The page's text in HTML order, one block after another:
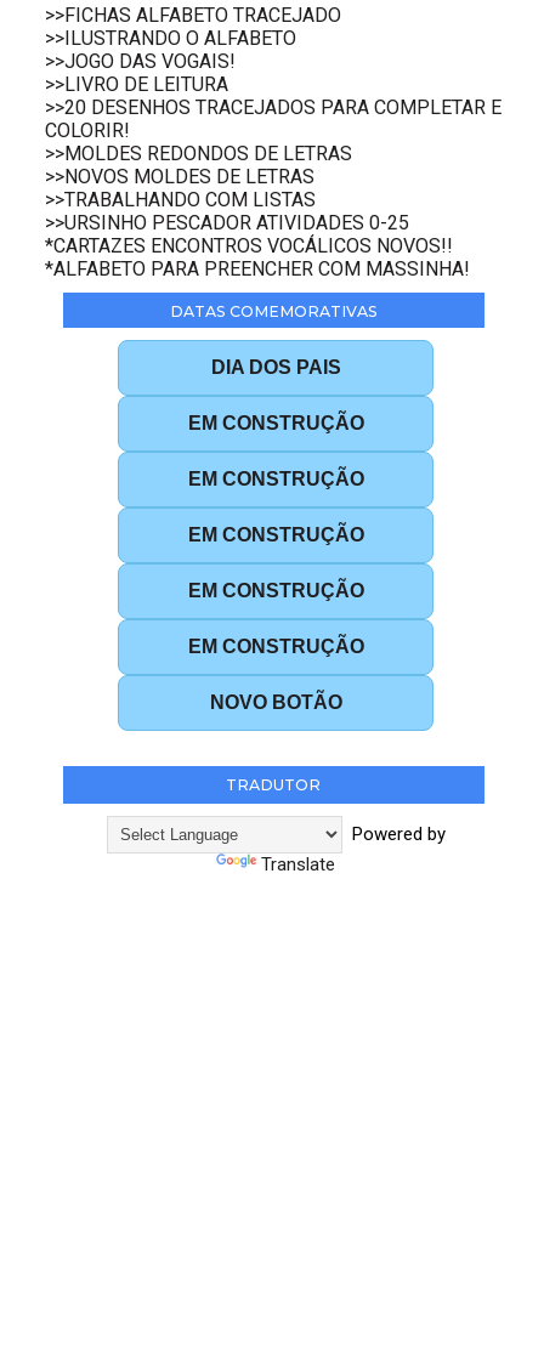
>>FICHAS ALFABETO TRACEJADO
>>ILUSTRANDO O ALFABETO
>>JOGO DAS VOGAIS!
>>LIVRO DE LEITURA
>>20 DESENHOS TRACEJADOS PARA COMPLETAR E
COLORIR!
>>MOLDES REDONDOS DE LETRAS
>>NOVOS MOLDES DE LETRAS
>>TRABALHANDO COM LISTAS
>>URSINHO PESCADOR ATIVIDADES 0-25
*CARTAZES ENCONTROS VOCÁLICOS NOVOS!!
*ALFABETO PARA PREENCHER COM MASSINHA!
DATAS COMEMORATIVAS
DIA DOS PAIS
EM CONSTRUÇÃO
EM CONSTRUÇÃO
EM CONSTRUÇÃO
EM CONSTRUÇÃO
EM CONSTRUÇÃO
NOVO BOTÃO
TRADUTOR
Powered by
Translate